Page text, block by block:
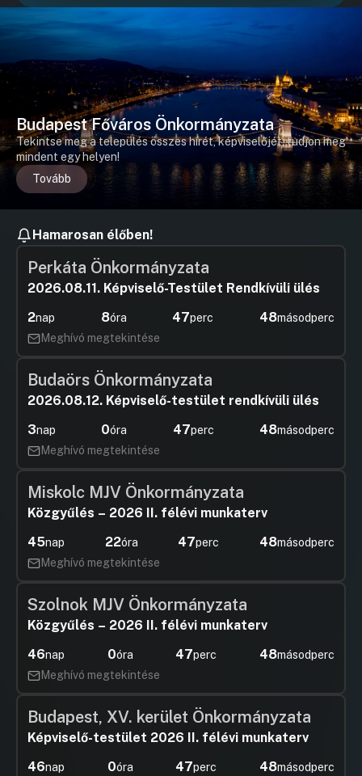
Budapest Főváros Önkormányzata
Tekintse meg a település összes hírét, képviselőjét, tudjon meg
mindent egy helyen!
Tovább
Hamarosan élőben!
Perkáta Önkormányzata
2026.08.11. Képviselő-Testület Rendkívüli ülés
2nap 8óra 47perc 47másodperc
Meghívó megtekintése
Budaörs Önkormányzata
2026.08.12. Képviselő-testület rendkívüli ülés
3nap 0óra 47perc 47másodperc
Meghívó megtekintése
Miskolc MJV Önkormányzata
Közgyűlés – 2026 II. félévi munkaterv
45nap 22óra 47perc 47másodperc
Meghívó megtekintése
Szolnok MJV Önkormányzata
Közgyűlés – 2026 II. félévi munkaterv
46nap 0óra 47perc 47másodperc
Meghívó megtekintése
Budapest, XV. kerület Önkormányzata
Képviselő-testület 2026 II. félévi munkaterv
46nap 0óra 47perc 47másodperc